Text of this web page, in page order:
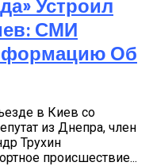
Устроил
СМИ
Об
в Киев со
из Днепра, член
Трухин
происшествие...